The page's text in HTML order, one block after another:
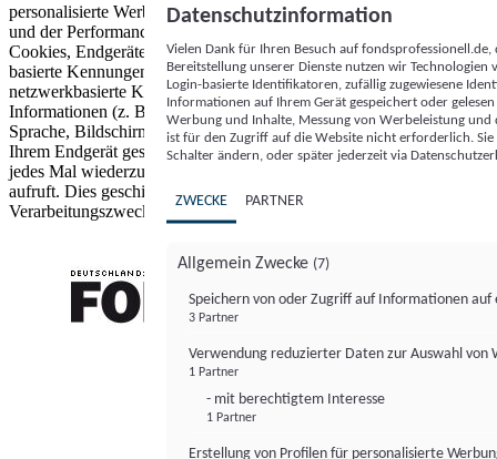
personalisierte Werbung und Inhalte, Messung von Werbeleistung
und der Performance von Inhalten sowie Zielgruppenforschung.
Cookies, Endgeräte- oder ähnliche Online-Kennungen (z. B. login-
basierte Kennungen, zufällig generierte Kennungen,
netzwerkbasierte Kennungen) können zusammen mit anderen
Informationen (z. B. Browsertyp und Browserinformationen,
Sprache, Bildschirmgröße, unterstützte Technologien usw.) auf
Ihrem Endgerät gespeichert oder von dort ausgelesen werden, um es
jedes Mal wiederzuerkennen, wenn es eine App oder einer Webseite
aufruft. Dies geschieht für einen oder mehrere der hier aufgeführten
Verarbeitungszwecke.
Datenschutzinformation
Vielen Dank für Ihren Besuch auf
Bereitstellung unserer Dienste nutzen wir Technologien
Login-basierte Identifikatoren, zufällig zugewiesene
Informationen auf Ihrem Gerät gespeichert oder
Werbung und Inhalte, Messung von Werbeleistung
ist für den Zugriff auf die Website nicht erforderlich.
Schalter ändern, oder später jederzeit via
ZWECKE PARTNER
Allgemein Zwecke (7)
Speichern von oder Zugriff auf Informationen auf
3 Partner
Verwendung reduzierter Daten zur Auswahl von
1 Partner
- mit berechtigtem Interesse
1 Partner
Erstellung von Profilen für personalisierte
FONDS professionell